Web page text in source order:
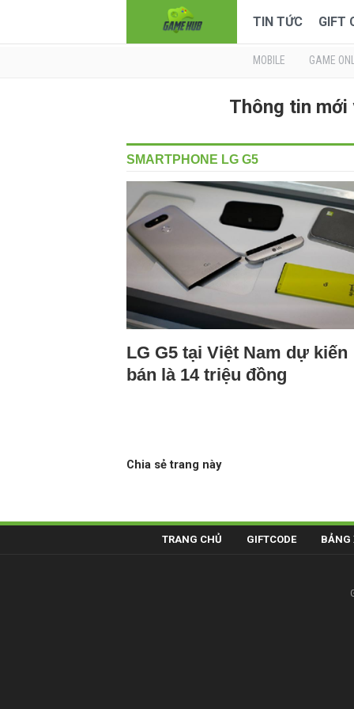
TIN TỨC GIFT
MOBILE GAME
Thông tin mới
SMARTPHONE LG G5
LG G5 tại Việt Nam dự kiến
bán là 14 triệu đồng
Chia sẻ trang này
TRANG CHỦ GIFTCODE BẢNG